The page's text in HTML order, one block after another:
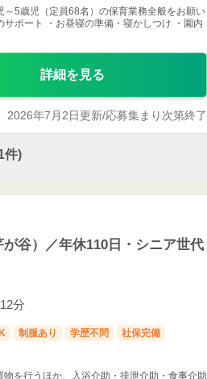
5歳児（定員68名）の保育業務全般をお願い
ポート ・お昼寝の準備・寝かしつけ ・園内
詳細を見る
2026年7月2日更新/応募集まり次第終了
件)
谷）／年休110日・シニア世代
分
制服あり 学歴不問
社保完備
を行うほか、入浴介助・排泄介助・食事介助